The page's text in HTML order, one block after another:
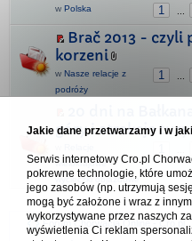
1
w Polska
Brač 2013 -
korzeni
1
w Nasze relacje z
podróży
góry i atrakcje
wielokrajowe -
wycieczki objazdowe
Forum Chorwacja Online - Cro.pl
Jakie dane przetwarzamy i w
Serwis internetowy Cro.pl
pokrewne technologie, które
jego zasobów (np. utrzymują
mogą być założone i wraz z
wykorzystywane przez naszych
wyświetlenia Ci reklam